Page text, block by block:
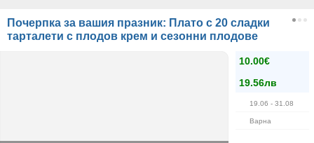
Почерпка за вашия празник: Плато с 20 сладки
тарталети с плодов крем и сезонни плодове
10.00€
19.56лв
19.06 - 31.08
Варна